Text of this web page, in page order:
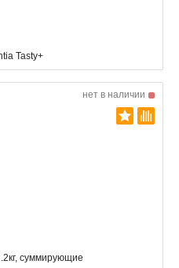
Tasty+
нет в наличии
суммирующие